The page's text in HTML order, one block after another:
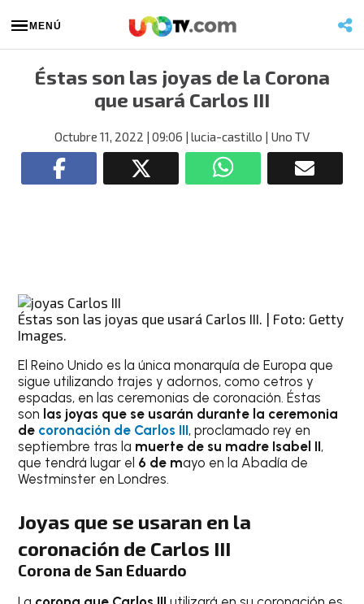
MENÚ
Éstas son las joyas de la Corona
que usará Carlos III
Octubre 11, 2022 | 09:06 | lucia-castillo | Uno TV
Éstas son las joyas que usará Carlos III. | Foto: Getty
Images.
El Reino Unido es la única monarquía de Europa que
sigue utilizando trajes y adornos, como cetros y
espadas, en las ceremonias de coronación. Éstas
son las joyas que se usarán durante la ceremonia
de coronación de Carlos III, proclamado rey en
septiembre tras la muerte de su madre Isabel II,
que tendrá lugar el 6 de mayo en la Abadía de
Westminster en Londres.
Joyas que se usaran en la
coronación de Carlos III
Corona de San Eduardo